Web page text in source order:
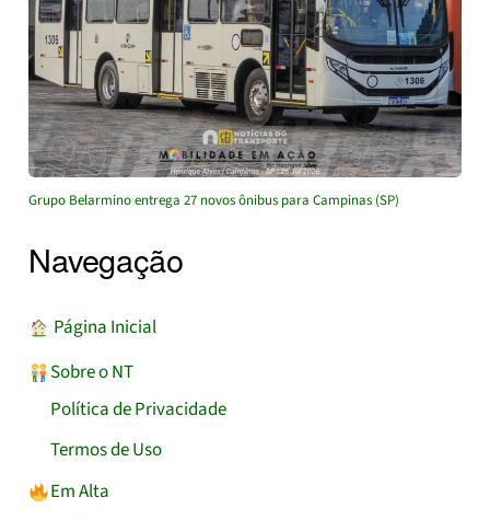
Grupo Belarmino entrega 27 novos ônibus para Campinas (SP)
Navegação
︎ Página Inicial
Sobre o NT
Política de Privacidade
Termos de Uso
Em Alta